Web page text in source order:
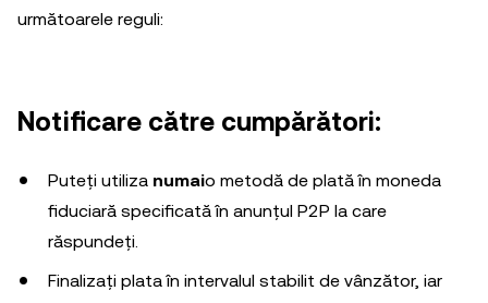
următoarele reguli:
Notificare către cumpărători:
Puteți utiliza numaio metodă de plată în moneda
fiduciară specificată în anunțul P2P la care
răspundeți.
Finalizați plata în intervalul stabilit de vânzător, iar